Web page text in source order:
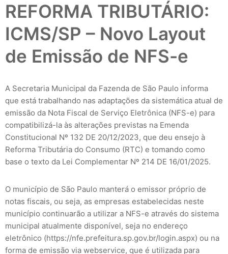
REFORMA TRIBUTÁRIO:
ICMS/SP – Novo Layout
de Emissão de NFS-e
A Secretaria Municipal da Fazenda de São Paulo informa
que está trabalhando nas adaptações da sistemática atual de
emissão da Nota Fiscal de Serviço Eletrônica (NFS-e) para
compatibilizá-la às alterações previstas na Emenda
Constitucional Nº 132 DE 20/12/2023, que deu ensejo à
Reforma Tributária do Consumo (RTC) e tomando como
base o texto da Lei Complementar Nº 214 DE 16/01/2025.
O município de São Paulo manterá o emissor próprio de
notas fiscais, ou seja, as empresas estabelecidas neste
município continuarão a utilizar a NFS-e através do sistema
municipal atualmente disponível, seja no endereço
eletrônico (https://nfe.prefeitura.sp.gov.br/login.aspx) ou na
forma de emissão via webservice, que é utilizada para